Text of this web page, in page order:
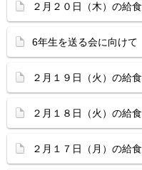
２月２０日（木）の給食
6年生を送る会に向けて
２月１９日（火）の給食
２月１８日（火）の給食
２月１７日（月）の給食